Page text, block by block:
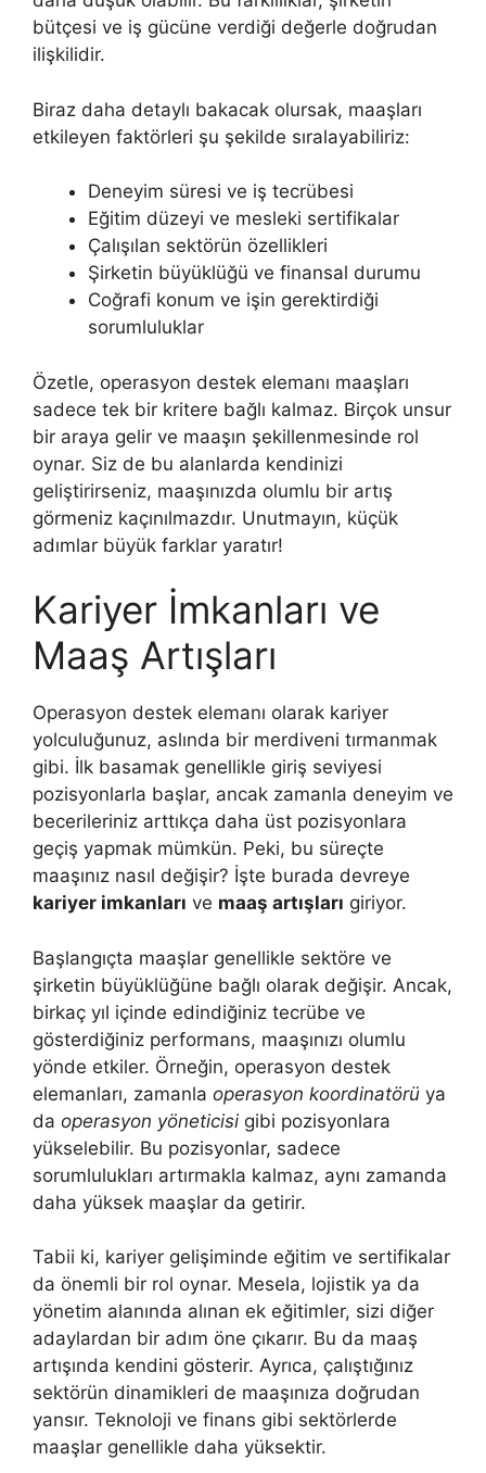
bütçesi ve iş gücüne verdiği değerle doğrudan
ilişkilidir.
Biraz daha detaylı bakacak olursak, maaşları
etkileyen faktörleri şu şekilde sıralayabiliriz:
Deneyim süresi ve iş tecrübesi
Eğitim düzeyi ve mesleki sertifikalar
Çalışılan sektörün özellikleri
Şirketin büyüklüğü ve finansal durumu
Coğrafi konum ve işin gerektirdiği
sorumluluklar
Özetle, operasyon destek elemanı maaşları
sadece tek bir kritere bağlı kalmaz. Birçok unsur
bir araya gelir ve maaşın şekillenmesinde rol
oynar. Siz de bu alanlarda kendinizi
geliştirirseniz, maaşınızda olumlu bir artış
görmeniz kaçınılmazdır. Unutmayın, küçük
adımlar büyük farklar yaratır!
Kariyer İmkanları ve
Maaş Artışları
Operasyon destek elemanı olarak kariyer
yolculuğunuz, aslında bir merdiveni tırmanmak
gibi. İlk basamak genellikle giriş seviyesi
pozisyonlarla başlar, ancak zamanla deneyim ve
becerileriniz arttıkça daha üst pozisyonlara
geçiş yapmak mümkün. Peki, bu süreçte
maaşınız nasıl değişir? İşte burada devreye
kariyer imkanları ve maaş artışları giriyor.
Başlangıçta maaşlar genellikle sektöre ve
şirketin büyüklüğüne bağlı olarak değişir. Ancak,
birkaç yıl içinde edindiğiniz tecrübe ve
gösterdiğiniz performans, maaşınızı olumlu
yönde etkiler. Örneğin, operasyon destek
elemanları, zamanla operasyon koordinatörü ya
da operasyon yöneticisi gibi pozisyonlara
yükselebilir. Bu pozisyonlar, sadece
sorumlulukları artırmakla kalmaz, aynı zamanda
daha yüksek maaşlar da getirir.
Tabii ki, kariyer gelişiminde eğitim ve sertifikalar
da önemli bir rol oynar. Mesela, lojistik ya da
yönetim alanında alınan ek eğitimler, sizi diğer
adaylardan bir adım öne çıkarır. Bu da maaş
artışında kendini gösterir. Ayrıca, çalıştığınız
sektörün dinamikleri de maaşınıza doğrudan
yansır. Teknoloji ve finans gibi sektörlerde
maaşlar genellikle daha yüksektir.